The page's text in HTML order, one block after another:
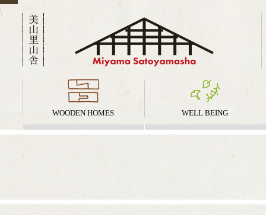
WOODEN HOMES WELL BEING